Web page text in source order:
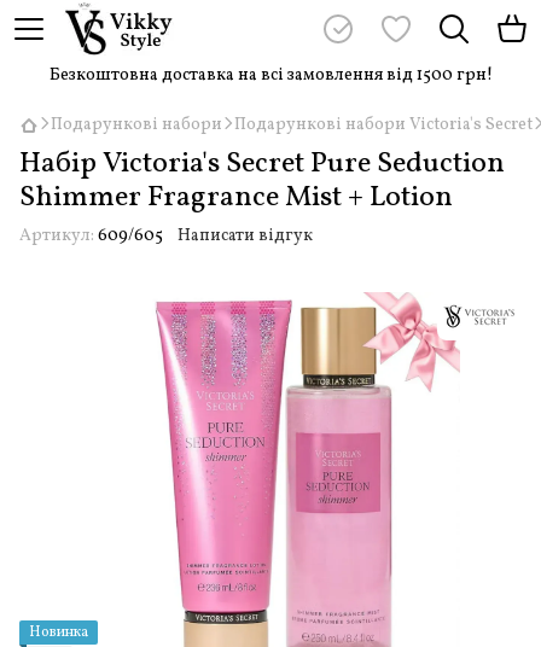
Безкоштовна доставка на всі замовлення від 1500 грн!
Подарункові набори Подарункові набори Victoria's Secret
Набір Victoria's Secret Pure Seduction
Shimmer Fragrance Mist + Lotion
Артикул: 609/605 Написати відгук
Новинка